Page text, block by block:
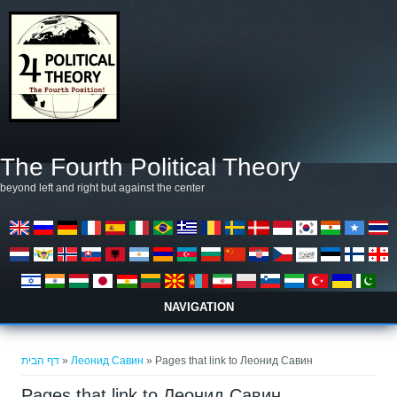
The Fourth Political Theory
beyond left and right but against the center
NAVIGATION
דף הבית »Леонид Савин» Pages that link to Леонид Савин